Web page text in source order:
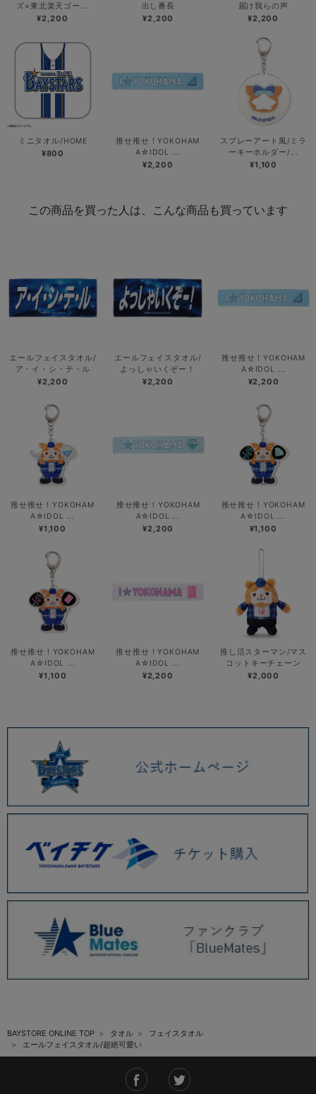
ズ×東北楽天ゴー...
¥2,200
出し番長
¥2,200
届け我らの声
¥2,200
ミニタオル/HOME
¥800
推せ推せ！YOKOHAM
A☆IDOL ...
¥2,200
スプレーアート風/ミラ
ーキーホルダー/...
¥1,100
この商品を買った人は、こんな商品も買っています
エールフェイスタオル/
ア・イ・シ・テ・ル
¥2,200
エールフェイスタオル/
よっしゃいくぞー！
¥2,200
推せ推せ！YOKOHAM
A☆IDOL ...
¥2,200
推せ推せ！YOKOHAM
A☆IDOL ...
¥1,100
推せ推せ！YOKOHAM
A☆IDOL ...
¥2,200
推せ推せ！YOKOHAM
A☆IDOL ...
¥1,100
推せ推せ！YOKOHAM
A☆IDOL ...
¥1,100
推せ推せ！YOKOHAM
A☆IDOL ...
¥2,200
推し活スターマン/マス
コットキーチェーン
¥2,000
BAYSTORE ONLINE TOP タオル
フェイスタオル
エールフェイスタオル/超絶可愛い